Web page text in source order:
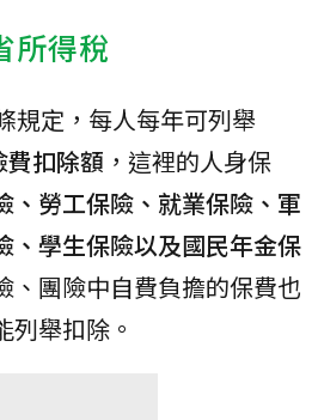
所得稅
規定，每人每年可列舉
費扣除額 ，這裡的人身保
、勞工保險、就業保險、軍
、學生保險以及國民年金保
、團險中自費負擔的保費也
列舉扣除。